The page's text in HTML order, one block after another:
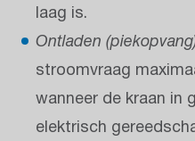
laag is.
Ontladen
stroomvraag
wanneer de kraan in
elektrisch